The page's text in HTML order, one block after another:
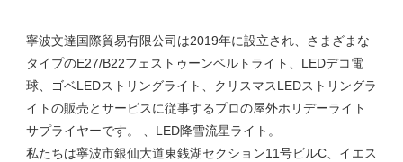
寧波文達国際貿易有限公司は2019年に設立され、さまざまな
タイプのE27/B22フェストゥーンベルトライト、LEDデコ電
球、ゴベLEDストリングライト、クリスマスLEDストリングラ
イトの販売とサービスに従事するプロの屋外ホリデーライト
サプライヤーです。 、LED降雪流星ライト。
私たちは寧波市銀仙大道東銭湖セクション11号ビルC、イエス